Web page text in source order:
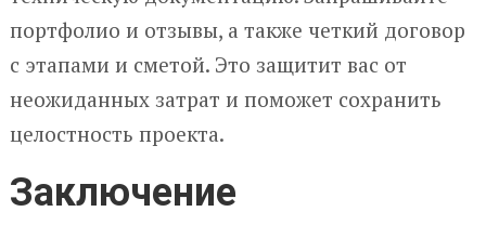
портфолио и отзывы, а также четкий договор
с этапами и сметой. Это защитит вас от
неожиданных затрат и поможет сохранить
целостность проекта.
Заключение